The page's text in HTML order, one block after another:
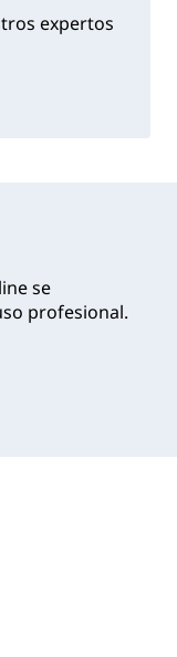
expertos
se
profesional.